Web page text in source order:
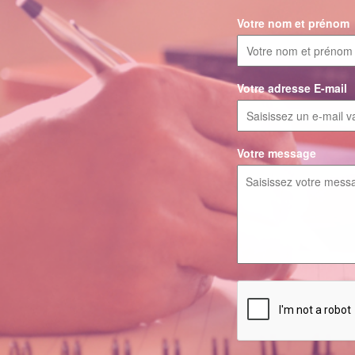
Votre nom et prénom
Votre adresse E-mail
Votre message